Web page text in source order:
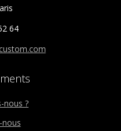
64
nous ?